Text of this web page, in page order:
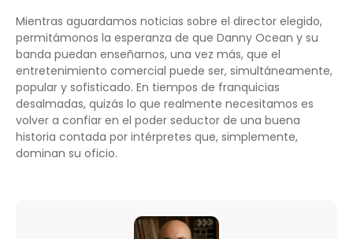
Mientras aguardamos noticias sobre el director elegido,
permitámonos la esperanza de que Danny Ocean y su
banda puedan enseñarnos, una vez más, que el
entretenimiento comercial puede ser, simultáneamente,
popular y sofisticado. En tiempos de franquicias
desalmadas, quizás lo que realmente necesitamos es
volver a confiar en el poder seductor de una buena
historia contada por intérpretes que, simplemente,
dominan su oficio.